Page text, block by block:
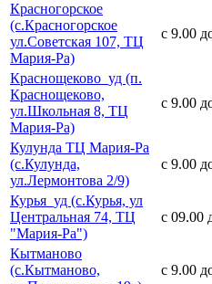
Красногорское
(с.Красногорское
ул.Советская 107, ТЦ
Мария-Ра)
с 9.00
Краснощеково_уд (п.
Краснощеково,
ул.Школьная 8, ТЦ
Мария-Ра)
с 9.00
Кулунда ТЦ Мария-Ра
(с.Кулунда,
ул.Лермонтова 2/9)
с 9.00
Курья_уд (с.Курья, ул
Центральная 74, ТЦ
"Мария-Ра")
с 09.00
Кытманово
(с.Кытманово,
с 9.00